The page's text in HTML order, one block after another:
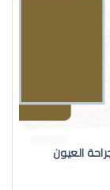
العيون